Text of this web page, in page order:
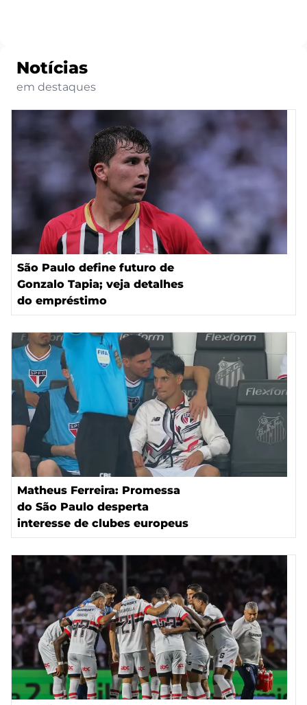
Notícias
em destaques
São Paulo define futuro de
Gonzalo Tapia; veja detalhes
do empréstimo
Matheus Ferreira: Promessa
do São Paulo desperta
interesse de clubes europeus